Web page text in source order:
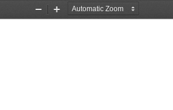
Zoom
Zoom